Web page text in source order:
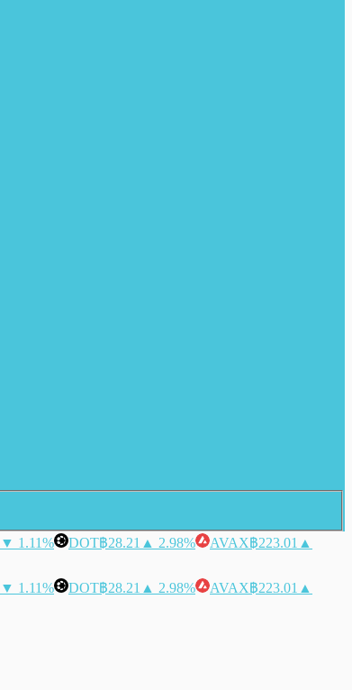
▼ 1.11% DOT฿28.21 ▲ 2.98% AVAX฿223.01 ▲
▼ 1.11% DOT฿28.21 ▲ 2.98% AVAX฿223.01 ▲